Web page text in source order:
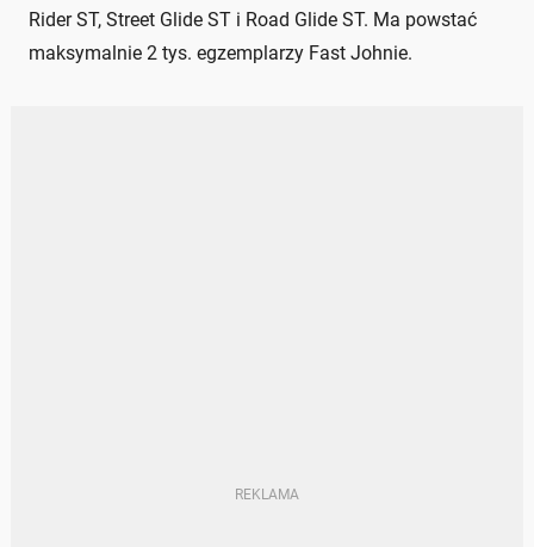
Rider ST, Street Glide ST i Road Glide ST. Ma powstać
maksymalnie 2 tys. egzemplarzy Fast Johnie.